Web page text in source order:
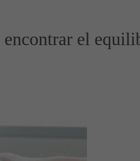
encontrar el